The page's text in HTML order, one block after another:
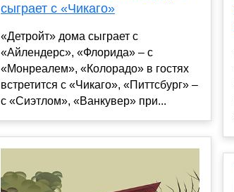
сыграет с «Чикаго»
«Детройт» дома сыграет с
«Айлендерс», «Флорида» – с
«Монреалем», «Колорадо» в гостях
встретится с «Чикаго», «Питтсбург» –
с «Сиэтлом», «Ванкувер» при...